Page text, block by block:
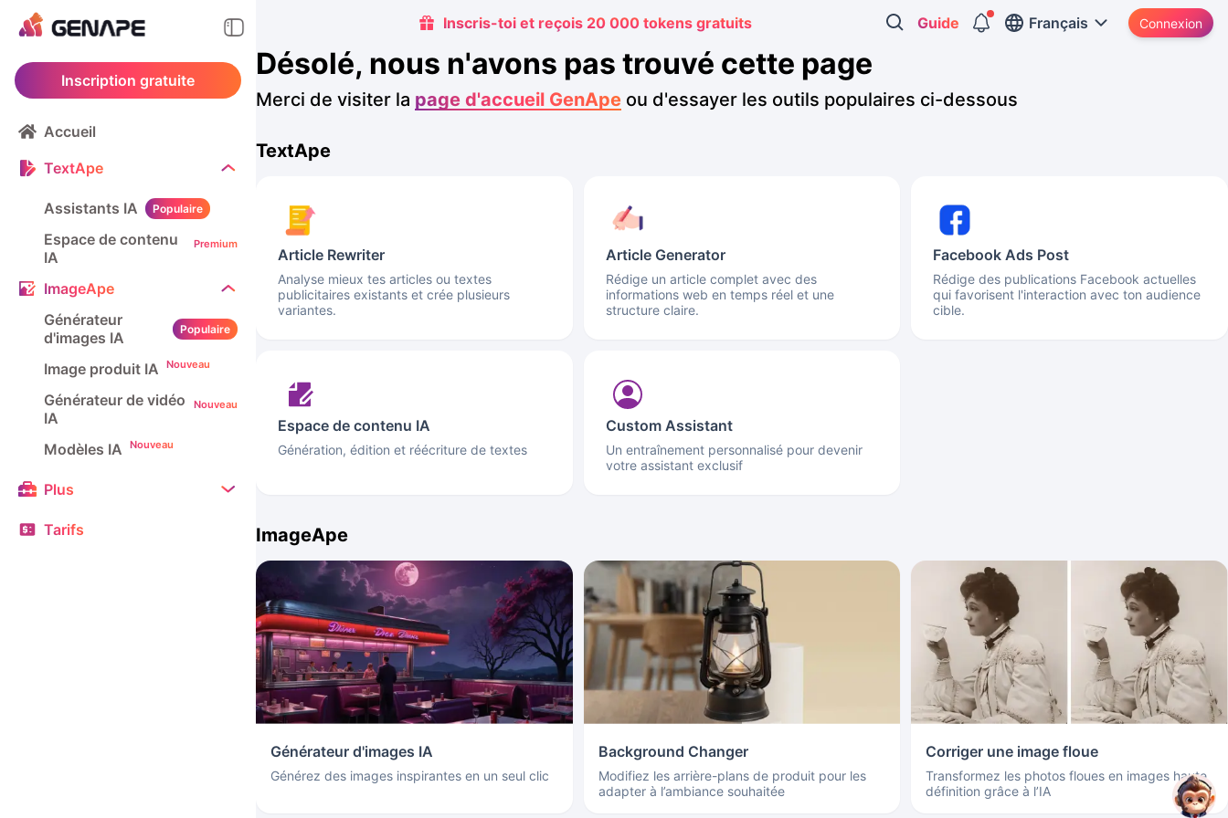
Inscription gratuite
Accueil
TextApe
Assistants IA Populaire
Espace de contenu
IA
Premium
ImageApe
Générateur
d'images IA
Populaire
Image produit IA Nouveau
Générateur de vidéo
IA
Nouveau
Modèles IA Nouveau
Plus
Tarifs
Inscris-toi et reçois 20 000 tokens gratuits Guide Français Connexion
Désolé, nous n'avons pas trouvé cette page
Merci de visiter la page d'accueil GenApe ou d'essayer les outils populaires ci-dessous
TextApe
Article Rewriter
Analyse mieux tes articles ou textes
publicitaires existants et crée plusieurs
variantes.
Article Generator
Rédige un article complet avec des
informations web en temps réel et une
structure claire.
Facebook Ads Post
Rédige des publications Facebook actuelles
qui favorisent l'interaction avec ton audience
cible.
Espace de contenu IA
Génération, édition et réécriture de textes
Custom Assistant
Un entraînement personnalisé pour devenir
votre assistant exclusif
ImageApe
Générateur d'images IA
Générez des images inspirantes en un seul clic
Background Changer
Modifiez les arrière-plans de produit pour les
adapter à l’ambiance souhaitée
Corriger une image floue
Transformez les photos floues en images haute
définition grâce à l’IA